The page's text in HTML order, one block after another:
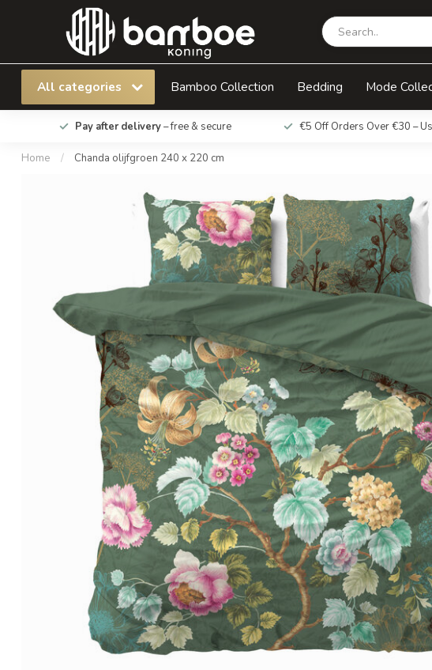
All categories Bamboo Collection Bedding Mode
Pay after delivery– free & secure €5 Off Orders Over €30 –
Home / Chanda olijfgroen 240 x 220 cm
Chanda olijfgroen 240 x 220 cm